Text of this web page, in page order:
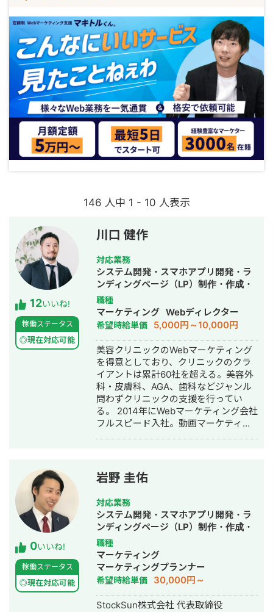
146 人中 1 - 10 人表示
12いいね!
稼働ステータス
◎現在対応可能
川口 健作
対応業務
システム開発・スマホアプリ開発・ラ
ンディングページ（LP）制作・作成・
Youtubeチャンネル運営代行・立ち上
げ・ECサイト構築・ネットショップ作
成代行・SEO対策・新規事業立上・
SNS運用代行・記事作成代行・ライテ
ィング・ホームページ制作・作成・バ
ナー制作・デザイン・ロゴデザイン・
作成・リスティング広告運用代行・オ
ウンドメディア制作・構築・運用代
行・動画制作・動画編集・営業代行
職種
マーケティング Webディレクター
希望時給単価 5,000円～10,000円
美容クリニックのWebマーケティング
を得意としており、クリニックのクラ
イアントは累計60社を超える。美容外
科・皮膚科、AGA、歯科などジャンル
問わずクリニックの支援を行ってい
る。 2014年にWebマーケティング会社
フルスピード入社。動画マーケティン
独立。 独立後はフリーランスとなり、
フロントエンドエンジニア兼総合Web
マーケターとして活動。現在はWebコ
ンサルティング会社を創設し、法人と
してStockSunに参画。
0いいね!
稼働ステータス
◎現在対応可能
岩野 圭佑
対応業務
システム開発・スマホアプリ開発・ラ
ンディングページ（LP）制作・作成・
Youtubeチャンネル運営代行・立ち上
げ・ECサイト構築・ネットショップ作
成代行・SEO対策・新規事業立上・
SNS運用代行・ホームページ制作・作
成・リスティング広告運用代行・動画
制作・動画編集
職種
マーケティング
マーケティングプランナー
希望時給単価 30,000円～
StockSun株式会社 代表取締役